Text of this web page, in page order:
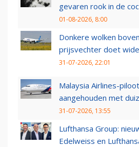
gevaren rook in de
01-08-2026, 8:00
Donkere wolken
prijsvechter doet
31-07-2026, 22:01
Malaysia Airlines-
aangehouden met
31-07-2026, 13:55
Lufthansa Group:
Edelweiss en